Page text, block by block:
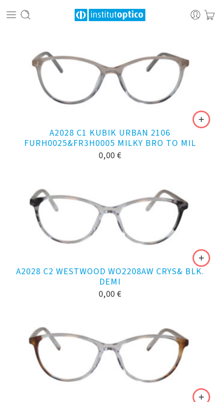
A2028 C1 KUBIK URBAN 2106
FURH0025&FR3H0005 MILKY BRO TO MIL
0,00 €
A2028 C2 WESTWOOD WO2208AW CRYS& BLK.
DEMI
0,00 €